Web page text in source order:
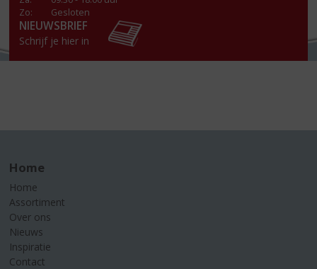
Zo:
Gesloten
NIEUWSBRIEF
Schrijf je hier in
Home
Home
Assortiment
Over ons
Nieuws
Inspiratie
Contact